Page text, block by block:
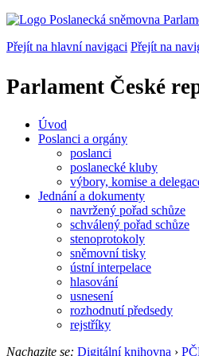
Přejít na hlavní navigaci Přejít na
Parlament České
Úvod
Poslanci a orgány
poslanci
poslanecké kluby
výbory, komise a
Jednání a dokumenty
navržený pořad schůze
schválený pořad schůze
stenoprotokoly
sněmovní tisky
ústní interpelace
hlasování
usnesení
rozhodnutí předsedy
rejstříky
Nachazite se: Digitální knihovna ›